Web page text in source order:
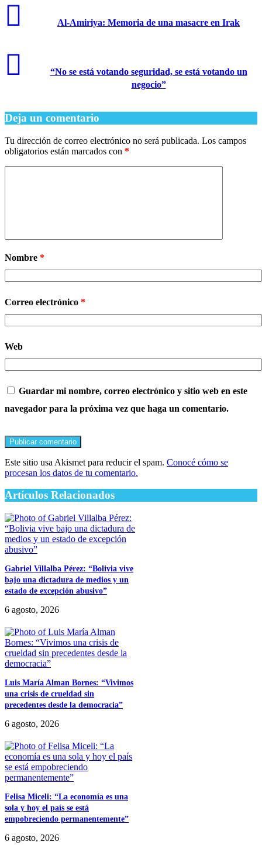
Al-Amiriya: Memoria de una masacre en Irak
“No se está votando seguridad, se está votando un
negocio”
Deja un comentario
Tu dirección de correo electrónico no será publicada. Los campos
obligatorios están marcados con *
Nombre *
Correo electrónico *
Web
Guardar mi nombre, correo electrónico y sitio web en este
navegador para la próxima vez que haga un comentario.
Este sitio usa Akismet para reducir el spam. Conocé cómo se
procesan los datos de tu comentario.
Artículos Relacionados
Gabriel Villalba Pérez: “Bolivia vive
bajo una dictadura de medios y un
estado de excepción abusivo”
6 agosto, 2026
Luis María Alman Bornes: “Vivimos
una crisis de crueldad sin
precedentes desde la democracia”
6 agosto, 2026
Felisa Miceli: “La economía es una
sola y hoy el país se está
empobreciendo permanentemente”
6 agosto, 2026